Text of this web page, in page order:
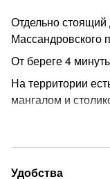
Отдельно
Массандровского
От береге 4
На территории
мангалом и
В доме две
Удобства